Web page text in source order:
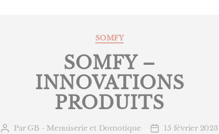
Catégories
SOMFY
SOMFY –
INNOVATIONS
PRODUITS
Auteur
Par GB - Menuiserie et Domotique
Date15 février 2023